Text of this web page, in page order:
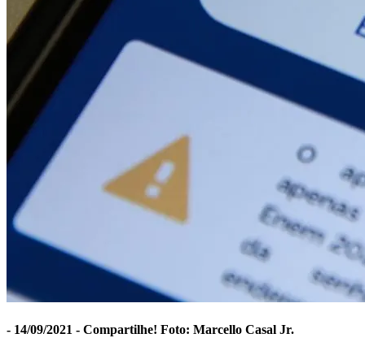
- 14/09/2021 - Compartilhe! Foto: Marcello Casal Jr.